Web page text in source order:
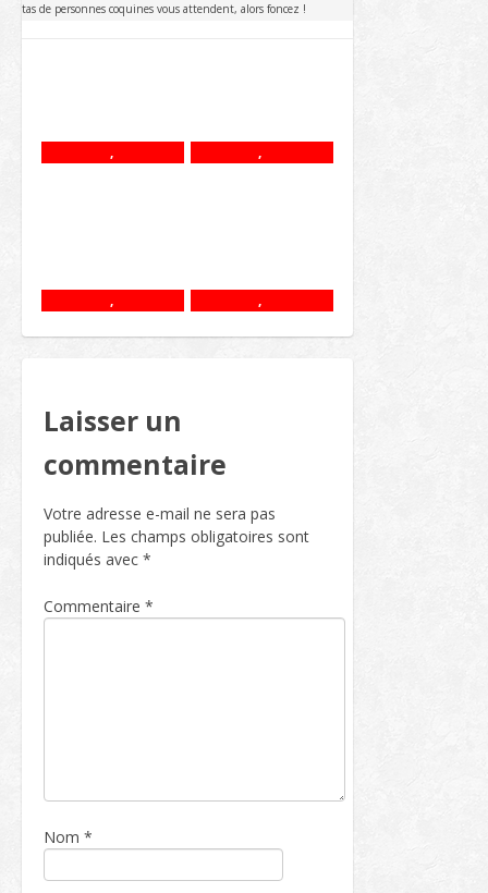
tas de personnes coquines vous attendent, alors foncez !
, ,
, ,
Laisser un
commentaire
Votre adresse e-mail ne sera pas
publiée. Les champs obligatoires sont
indiqués avec *
Commentaire *
Nom *